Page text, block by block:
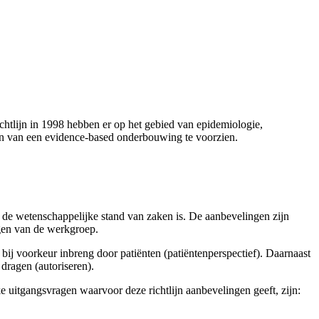
in 1998 hebben er op het gebied van epidemiologie,
een evidence-based onderbouwing te voorzien.
wetenschappelijke stand van zaken is. De aanbevelingen zijn
van de werkgroep.
voorkeur inbreng door patiënten (patiëntenperspectief). Daarnaast
(autoriseren).
waarvoor deze richtlijn aanbevelingen geeft, zijn: